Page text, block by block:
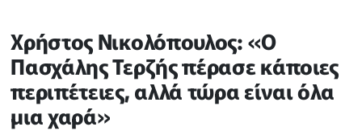
Χρήστος Νικολόπουλος: «Ο
Πασχάλης Τερζής πέρασε κάποιες
περιπέτειες, αλλά τώρα είναι όλα
μια χαρά»